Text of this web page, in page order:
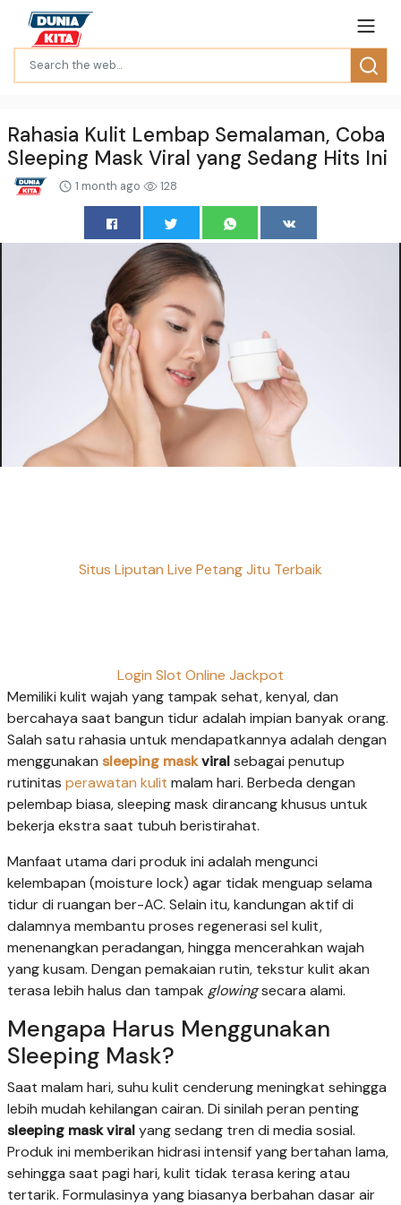
Rahasia Kulit Lembap Semalaman, Coba
Sleeping Mask Viral yang Sedang Hits Ini
1 month ago 128
Situs Liputan Live Petang Jitu Terbaik
Login Slot Online Jackpot
Memiliki kulit wajah yang tampak sehat, kenyal, dan
bercahaya saat bangun tidur adalah impian banyak orang.
Salah satu rahasia untuk mendapatkannya adalah dengan
menggunakan sleeping maskviralsebagai penutup
rutinitas perawatan kulit malam hari. Berbeda dengan
pelembap biasa, sleeping mask dirancang khusus untuk
bekerja ekstra saat tubuh beristirahat.
Manfaat utama dari produk ini adalah mengunci
kelembapan (moisture lock) agar tidak menguap selama
tidur di ruangan ber-AC. Selain itu, kandungan aktif di
dalamnya membantu proses regenerasi sel kulit,
menenangkan peradangan, hingga mencerahkan wajah
yang kusam. Dengan pemakaian rutin, tekstur kulit akan
terasa lebih halus dan tampak glowingsecara alami.
Mengapa Harus Menggunakan
Sleeping Mask?
Saat malam hari, suhu kulit cenderung meningkat sehingga
lebih mudah kehilangan cairan. Di sinilah peran penting
sleeping mask viralyang sedang tren di media sosial.
Produk ini memberikan hidrasi intensif yang bertahan lama,
sehingga saat pagi hari, kulit tidak terasa kering atau
tertarik. Formulasinya yang biasanya berbahan dasar air